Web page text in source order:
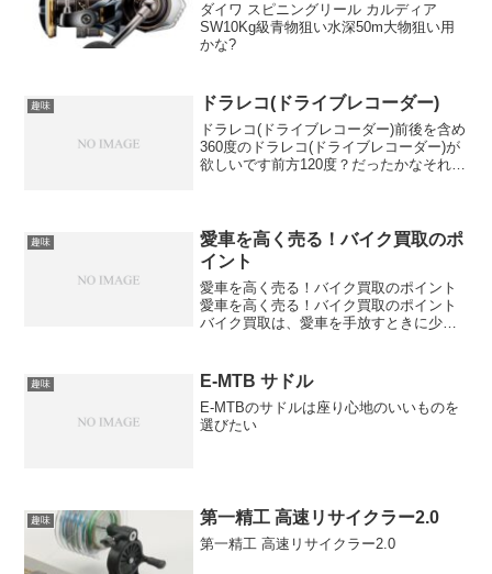
ダイワ スピニングリール カルディア
SW10Kg級青物狙い水深50m大物狙い用
かな?
趣味 ドラレコ(ドライブレコーダー)
ドラレコ(ドライブレコーダー)前後を含め
360度のドラレコ(ドライブレコーダー)が
欲しいです前方120度？だったかなそれは
趣味
愛車を高く売る！バイク買取のポ
イント
愛車を高く売る！バイク買取のポイント
愛車を高く売る！バイク買取のポイント
バイク買取は、愛車を手放すときに少し
こともあります。🏍️ バイク買取で高値を
狙うコツバイク買取で...
趣味 E-MTB サドル
E-MTBのサドルは座り心地のいいものを
選びたい
趣味 第一精工 高速リサイクラー2.0
第一精工 高速リサイクラー2.0